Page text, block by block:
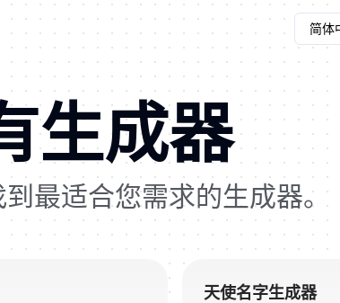
简体
生成器
最适合您需求的生成器。
天使名字生成器